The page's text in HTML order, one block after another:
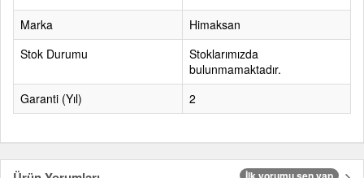
Marka
Himaksan
Stok Durumu
Stoklarımızda
bulunmamaktadır.
Garanti (Yıl)
2